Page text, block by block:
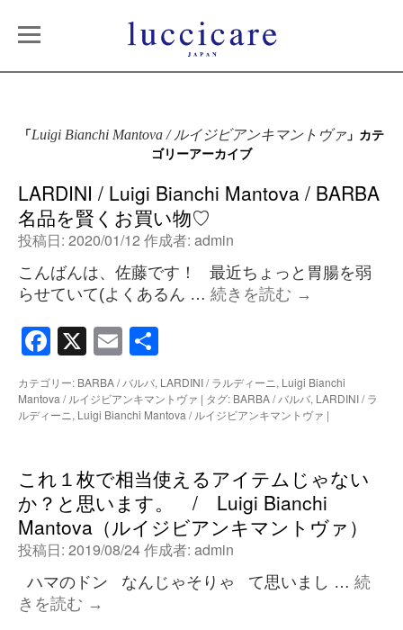
「Luigi Bianchi Mantova / ルイジビアンキマントヴァ 」カテ
ゴリーアーカイブ
LARDINI / Luigi Bianchi Mantova / BARBA
名品を賢くお買い物♡
投稿日: 2020/01/12 作成者: admin
こんばんは、佐藤です！ 最近ちょっと胃腸を弱
らせていて(よくあるん … 続きを読む →
Facebook
X Email
カテゴリー: BARBA / バルバ, LARDINI / ラルディーニ, Luigi Bianchi
Mantova / ルイジビアンキマントヴァ | タグ: BARBA / バルバ, LARDINI / ラ
ルディーニ, Luigi Bianchi Mantova / ルイジビアンキマントヴァ |
これ１枚で相当使えるアイテムじゃない
か？と思います。 / Luigi Bianchi
Mantova（ルイジビアンキマントヴァ）
投稿日: 2019/08/24作成者: admin
ハマのドン なんじゃそりゃ て思いまし … 続
きを読む →